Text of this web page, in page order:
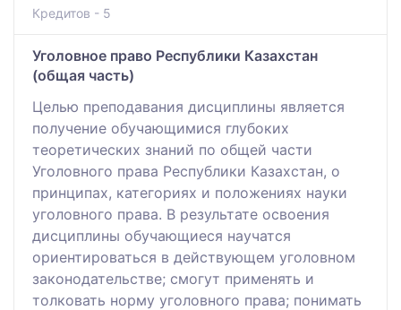
Кредитов - 5
Уголовное право Республики Казахстан
(общая часть)
Целью преподавания дисциплины является
получение обучающимися глубоких
теоретических знаний по общей части
Уголовного права Республики Казахстан, о
принципах, категориях и положениях науки
уголовного права. В результате освоения
дисциплины обучающиеся научатся
ориентироваться в действующем уголовном
законодательстве; смогут применять и
толковать норму уголовного права; понимать